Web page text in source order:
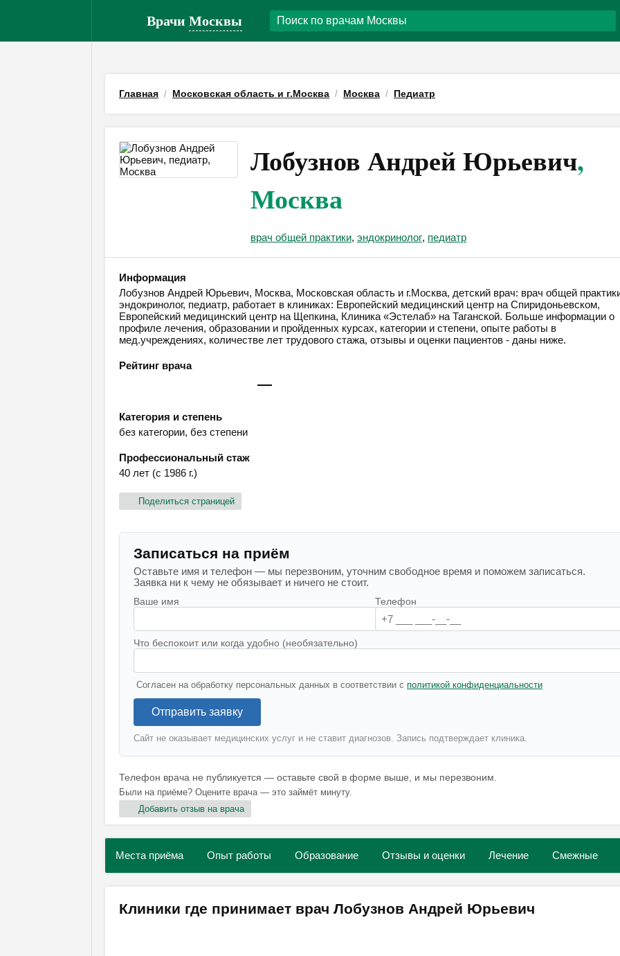
Врачи Москвы
Главная Московская область и г.Москва Москва Педиатр
Лобузнов Андрей Юрьевич,
Москва
врач общей практики, эндокринолог, педиатр
Информация
Лобузнов Андрей Юрьевич, Москва, Московская область и г.Москва, детский врач: врач общей
эндокринолог, педиатр, работает в клиниках: Европейский медицинский центр на Спиридоньевском,
Европейский медицинский центр на Щепкина, Клиника «Эстелаб» на Таганской. Больше информации о
профиле лечения, образовании и пройденных курсах, категории и степени, опыте работы в
мед.учреждениях, количестве лет трудового стажа, отзывы и оценки пациентов - даны ниже.
Рейтинг врача
—
Категория и степень
без категории, без степени
Профессиональный стаж
40 лет (с 1986 г.)
Поделиться страницей
Записаться на приём
Оставьте имя и телефон — мы перезвоним, уточним свободное время и поможем записаться.
Заявка ни к чему не обязывает и ничего не стоит.
Ваше имя Телефон
Что беспокоит или когда удобно (необязательно)
Согласен на обработку персональных данных в соответствии с политикой конфиденциальности
Отправить заявку
Сайт не оказывает медицинских услуг и не ставит диагнозов. Запись подтверждает клиника.
Телефон врача не публикуется — оставьте свой в форме выше, и мы перезвоним.
Были на приёме? Оцените врача — это займёт минуту.
Добавить отзыв на врача
Места приёма Опыт работы Образование Отзывы и оценки Лечение Смежные
Клиники где принимает врач Лобузнов Андрей Юрьевич